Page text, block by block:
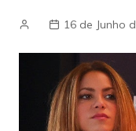
16 de Junho